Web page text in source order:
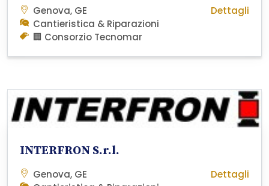
Genova, GE
Cantieristica & Riparazioni
🏢 Consorzio Tecnomar
Dettagli
INTERFRON S.r.l.
Genova, GE
Dettagli